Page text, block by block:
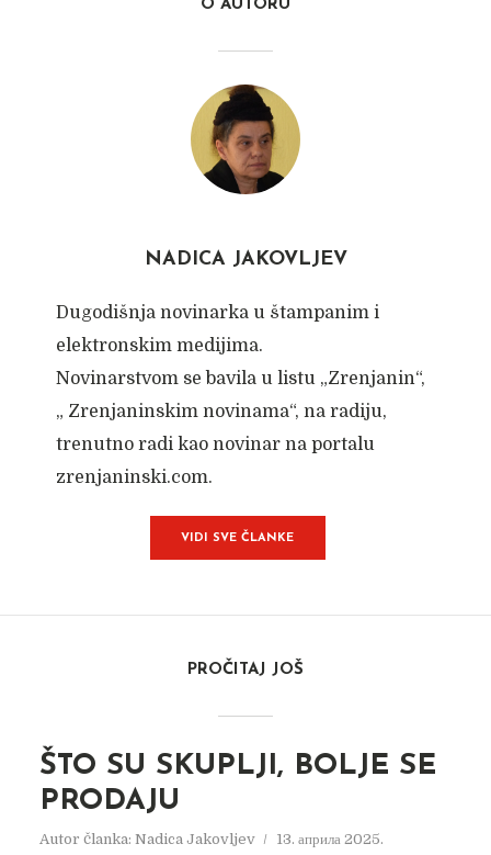
O AUTORU
NADICA JAKOVLJEV
Dugodišnja novinarka u štampanim i
elektronskim medijima.
Novinarstvom se bavila u listu „Zrenjanin“,
„ Zrenjaninskim novinama“, na radiju,
trenutno radi kao novinar na portalu
zrenjaninski.com.
VIDI SVE ČLANKE
PROČITAJ JOŠ
ŠTO SU SKUPLJI, BOLJE SE
PRODAJU
Autor članka: Nadica Jakovljev 13. априла 2025.